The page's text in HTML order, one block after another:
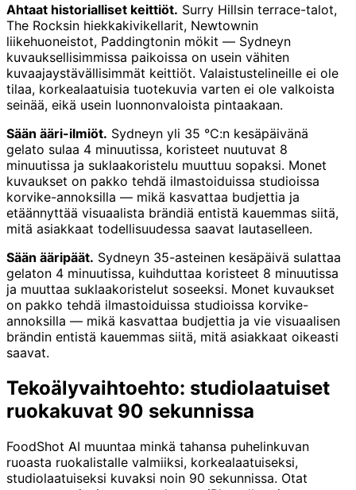
Ahtaat historialliset keittiöt. Surry Hillsin terrace-talot,
The Rocksin hiekkakivikellarit, Newtownin
liikehuoneistot, Paddingtonin mökit — Sydneyn
kuvauksellisimmissa paikoissa on usein vähiten
kuvaajaystävällisimmät keittiöt. Valaistustelineille ei ole
tilaa, korkealaatuisia tuotekuvia varten ei ole valkoista
seinää, eikä usein luonnonvaloista pintaakaan.
Sään ääri-ilmiöt. Sydneyn yli 35 °C:n kesäpäivänä
gelato sulaa 4 minuutissa, koristeet nuutuvat 8
minuutissa ja suklaakoristelu muuttuu sopaksi. Monet
kuvaukset on pakko tehdä ilmastoiduissa studioissa
korvike-annoksilla — mikä kasvattaa budjettia ja
etäännyttää visuaalista brändiä entistä kauemmas siitä,
mitä asiakkaat todellisuudessa saavat lautaselleen.
Sään ääripäät. Sydneyn 35-asteinen kesäpäivä sulattaa
gelaton 4 minuutissa, kuihduttaa koristeet 8 minuutissa
ja muuttaa suklaakoristelut soseeksi. Monet kuvaukset
on pakko tehdä ilmastoiduissa studioissa korvike-
annoksilla — mikä kasvattaa budjettia ja vie visuaalisen
brändin entistä kauemmas siitä, mitä asiakkaat oikeasti
saavat.
Tekoälyvaihtoehto: studiolaatuiset
ruokakuvat 90 sekunnissa
FoodShot AI muuntaa minkä tahansa puhelinkuvan
ruoasta ruokalistalle valmiiksi, korkealaatuiseksi,
studiolaatuiseksi kuvaksi noin 90 sekunnissa. Otat